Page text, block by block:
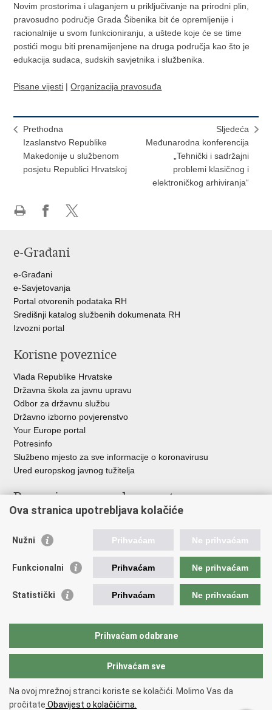
Novim prostorima i ulaganjem u priključivanje na prirodni plin,
pravosudno područje Grada Šibenika bit će opremljenije i
racionalnije u svom funkcioniranju, a uštede koje će se time
postići mogu biti prenamijenjene na druga područja kao što je
edukacija sudaca, sudskih savjetnika i službenika.
Pisane vijesti |Organizacija pravosuđa
Prethodna
Izaslanstvo Republike
Makedonije u službenom
posjetu Republici Hrvatskoj
Sljedeća
Međunarodna konferencija
„Tehnički i sadržajni
problemi klasičnog i
elektroničkog arhiviranja“
FacebookuTwitteru
e-Građani
e-Građani
e-Savjetovanja
Portal otvorenih podataka RH
Središnji katalog službenih dokumenata RH
Izvozni portal
Korisne poveznice
Vlada Republike Hrvatske
Državna škola za javnu upravu
Odbor za državnu službu
Državno izborno povjerenstvo
Your Europe portal
Potresinfo
Službeno mjesto za sve informacije o koronavirusu
Ured europskog javnog tužitelja
Poveznice pravosudnog sustava
Državno odvjetništvo
Ured za suzbijanje korupcije i organiziranog kriminaliteta
Državnoodvjetničko vijeće
Hrvatska odvjetnička komora
Europski pravosudni portal
Copyright © 2026 Ministarstvo pravosuđa, uprave i digitalne
transformacije Republike Hrvatske.
Ova stranica upotrebljava kolačiće
Nužni Prihvaćam Ne prihvaćam
Funkcionalni Prihvaćam Ne prihvaćam
Statistički Prihvaćam Ne prihvaćam
Prihvaćam odabrane
Prihvaćam sve
Na ovoj mrežnoj stranci koriste se kolačići. Molimo Vas da
pročitate Obavijest o kolačićima.